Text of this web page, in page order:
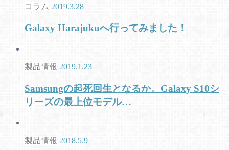
コラム 2019.3.28
Galaxy Harajukuへ行ってみました！
製品情報 2019.1.23
Samsungの起死回生となるか。Galaxy S10シ
リーズの最上位モデル…
製品情報 2018.5.9